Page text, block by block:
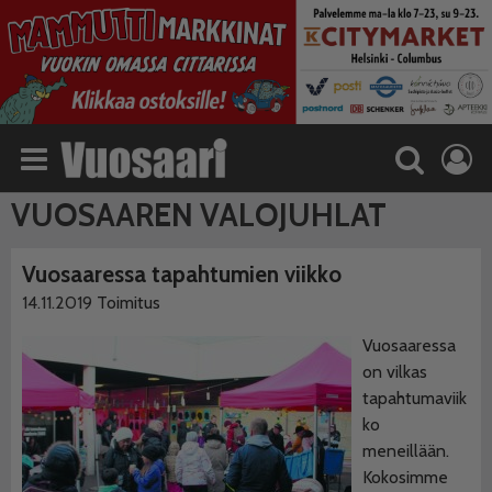
VUOSAAREN VALOJUHLAT
Vuosaaressa tapahtumien viikko
14.11.2019 Toimitus
Vuosaaressa
on vilkas
tapahtumaviik
ko
meneillään.
Kokosimme